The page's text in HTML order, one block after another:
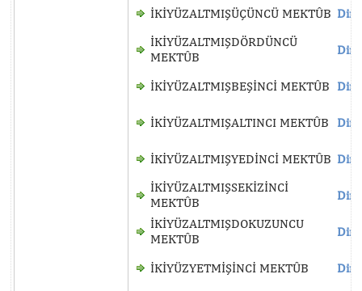
İKİYÜZALTMIŞÜÇÜNCÜ MEKTÛB
İKİYÜZALTMIŞDÖRDÜNCÜ
MEKTÛB
İKİYÜZALTMIŞBEŞİNCİ MEKTÛB
İKİYÜZALTMIŞALTINCI MEKTÛB
İKİYÜZALTMIŞYEDİNCİ MEKTÛB
İKİYÜZALTMIŞSEKİZİNCİ
MEKTÛB
İKİYÜZALTMIŞDOKUZUNCU
MEKTÛB
İKİYÜZYETMİŞİNCİ MEKTÛB